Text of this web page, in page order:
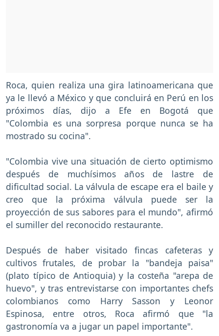
Roca, quien realiza una gira latinoamericana que
ya le llevó a México y que concluirá en Perú en los
próximos días, dijo a Efe en Bogotá que
"Colombia es una sorpresa porque nunca se ha
mostrado su cocina".
"Colombia vive una situación de cierto optimismo
después de muchísimos años de lastre de
dificultad social. La válvula de escape era el baile y
creo que la próxima válvula puede ser la
proyección de sus sabores para el mundo", afirmó
el sumiller del reconocido restaurante.
Después de haber visitado fincas cafeteras y
cultivos frutales, de probar la "bandeja paisa"
(plato típico de Antioquia) y la costeña "arepa de
huevo", y tras entrevistarse con importantes chefs
colombianos como Harry Sasson y Leonor
Espinosa, entre otros, Roca afirmó que "la
gastronomía va a jugar un papel importante".